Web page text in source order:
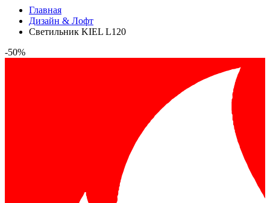
Главная
Дизайн & Лофт
Светильник KIEL L120
-50%